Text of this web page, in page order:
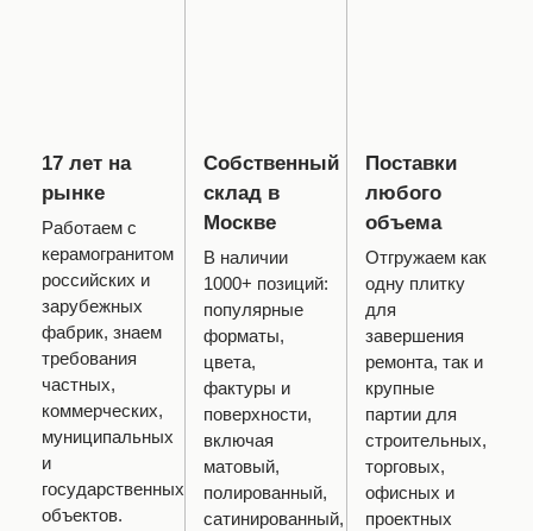
17 лет на
рынке
Работаем с
керамогранитом
российских и
зарубежных
фабрик, знаем
требования
частных,
коммерческих,
муниципальных
и
государственных
объектов.
Собственный
склад в
Москве
В наличии
1000+ позиций:
популярные
форматы,
цвета,
фактуры и
поверхности,
включая
матовый,
полированный,
сатинированный,
Поставки
любого
объема
Отгружаем как
одну плитку
для
завершения
ремонта, так и
крупные
партии для
строительных,
торговых,
офисных и
проектных